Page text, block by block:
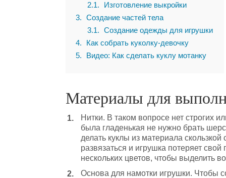
2.1
Изготовление выкройки
3
Создание частей тела
3.1
Создание одежды для игрушки
4
Как собрать куколку-девочку
5
Видео: Как сделать куклу мотанку
Материалы для
Нитки. В таком вопросе нет строгих
была гладенькая не нужно брать
делать куклы из материала
развязаться и игрушка потеряет
нескольких цветов, чтобы выделить
Основа для намотки игрушки. Чтобы